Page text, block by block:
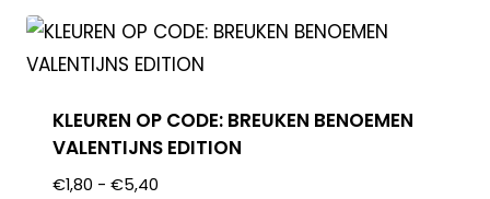
KLEUREN OP CODE: BREUKEN BENOEMEN
VALENTIJNS EDITION
€1,80 - €5,40